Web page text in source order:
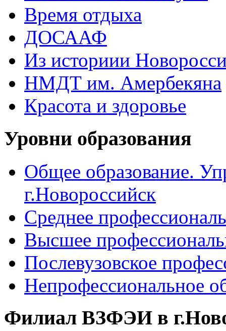
Время отдыха
ДОСААФ
Из историии
НМДТ им. Амербекяна
Красота и здоровье
Уровни образования
Общее образование.
г.Новороссийск
Среднее
Высшее
Послевузовское
Непрофессиональное
Филиал ВЗФЭИ в